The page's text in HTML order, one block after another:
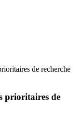
de recherche
prioritaires de